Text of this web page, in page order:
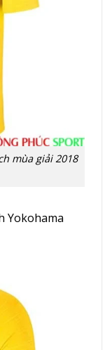
mùa giải 2018
Yokohama